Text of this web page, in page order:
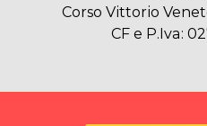
Corso Vittorio
CF e P.Iva: